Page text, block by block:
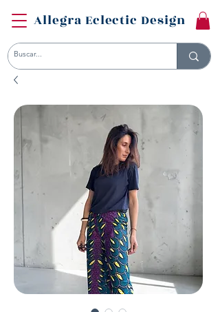
Allegra Eclectic Design